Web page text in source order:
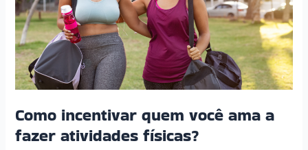
Como incentivar quem você ama a
fazer atividades físicas?
ama
a
fazer
atividades
físicas?